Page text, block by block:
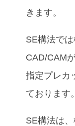
きます。
SE構法で
CAD/CAM
指定プレカ
ております。
SE構法は